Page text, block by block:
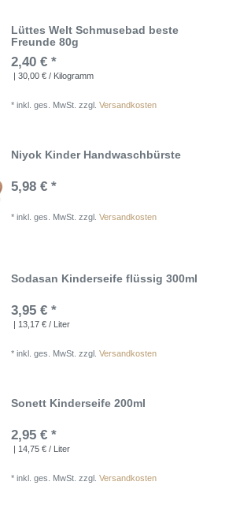
Lüttes Welt Schmusebad beste
Freunde 80g
2,40 € *
| 30,00 € / Kilogramm
*inkl. ges. MwSt. zzgl.Versandkosten
Niyok Kinder Handwaschbürste
5,98 € *
*inkl. ges. MwSt. zzgl.Versandkosten
Sodasan Kinderseife flüssig 300ml
3,95 € *
| 13,17 € / Liter
*inkl. ges. MwSt. zzgl.Versandkosten
Sonett Kinderseife 200ml
2,95 € *
| 14,75 € / Liter
*inkl. ges. MwSt. zzgl.Versandkosten